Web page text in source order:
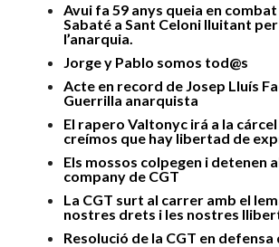
Avui fa 59 anys queia en
Sabaté a Sant Celoni lluitant
l’anarquia.
Jorge y Pablo somos tod@s
Acte en record de Josep Lluís
Guerrilla anarquista
El rapero Valtonyc irá a la
creímos que hay libertad de
Els mossos colpegen i detenen
company de CGT
La CGT surt al carrer amb el
nostres drets i les nostres
Resolució de la CGT en